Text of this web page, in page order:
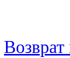
Возврат